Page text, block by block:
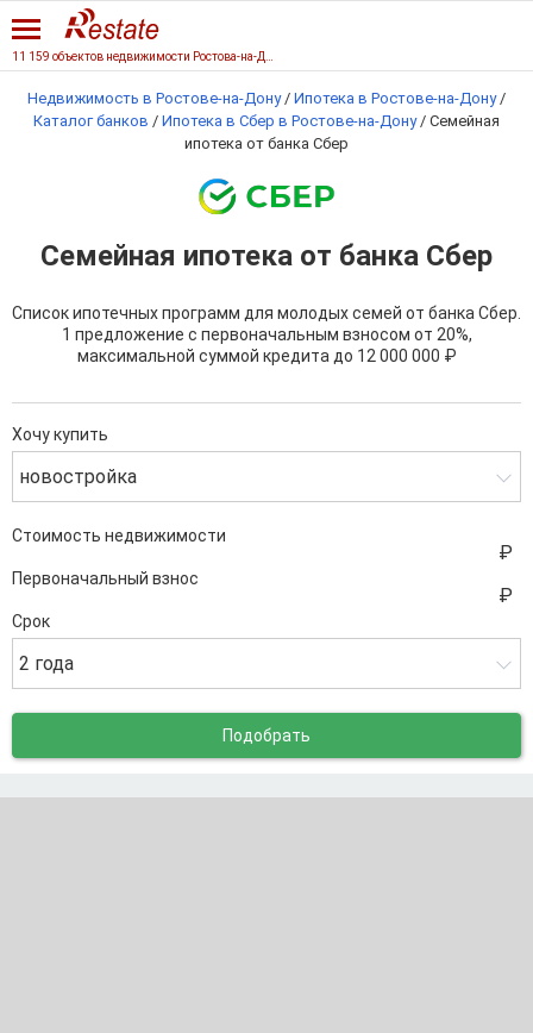
Недвижимость в Ростове-на-Дону / Ипотека в Ростове-на-Дону /
Каталог банков / Ипотека в Сбер в Ростове-на-Дону / Семейная
ипотека от банка Сбер
Семейная ипотека от банка Сбер
Список ипотечных программ для молодых семей от банка Сбер.
1 предложение с первоначальным взносом от 20%,
максимальной суммой кредита до 12 000 000 ₽
Хочу купить
новостройка
Стоимость недвижимости
Первоначальный взнос
Срок
2 года
Подобрать